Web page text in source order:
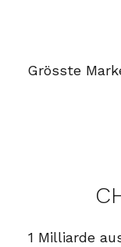
Grösste
1 Milliarde